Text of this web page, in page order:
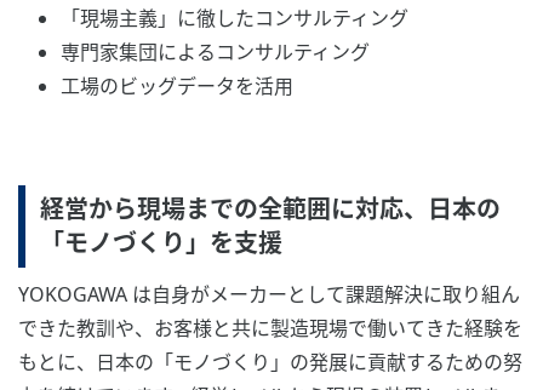
「現場主義」に徹したコンサルティング
専門家集団によるコンサルティング
工場のビッグデータを活用
経営から現場までの全範囲に対応、日本の
「モノづくり」を支援
YOKOGAWA は自身がメーカーとして課題解決に取り組ん
できた教訓や、お客様と共に製造現場で働いてきた経験を
もとに、日本の「モノづくり」の発展に貢献するための努